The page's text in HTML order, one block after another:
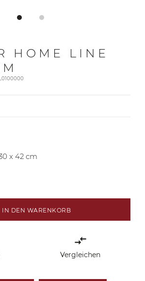
HOME LINE
x 42 cm
IN DEN WARENKORB
compare_arrows
Vergleichen